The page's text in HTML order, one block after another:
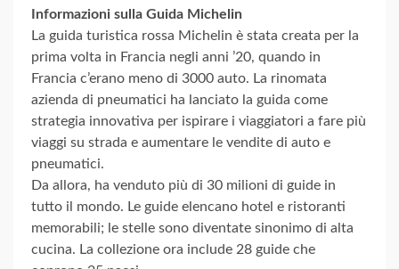
Informazioni sulla Guida Michelin
La guida turistica rossa Michelin è stata creata per la
prima volta in Francia negli anni ’20, quando in
Francia c’erano meno di 3000 auto. La rinomata
azienda di pneumatici ha lanciato la guida come
strategia innovativa per ispirare i viaggiatori a fare più
viaggi su strada e aumentare le vendite di auto e
pneumatici.
Da allora, ha venduto più di 30 milioni di guide in
tutto il mondo. Le guide elencano hotel e ristoranti
memorabili; le stelle sono diventate sinonimo di alta
cucina. La collezione ora include 28 guide che